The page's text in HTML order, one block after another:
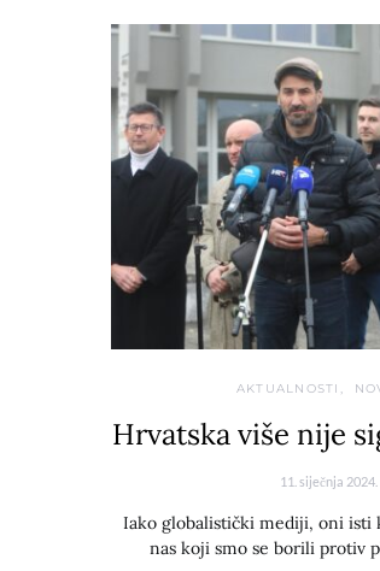
AKTUALNOSTI
Hrvatska više nije
11. siječnja 2024.
Iako globalistički mediji, oni isti
nas koji smo se borili protiv